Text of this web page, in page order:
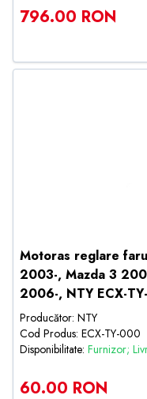
796.00 RON
Motoras reglare
2003-, Mazda 3
2006-, NTY ECX-
Producător: NTY
Cod Produs: ECX-TY-000
Disponibilitate: Furnizor;
60.00 RON